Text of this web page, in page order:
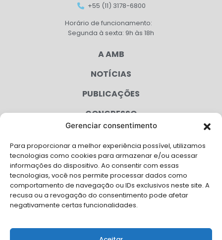
Gerenciar consentimento
Para proporcionar a melhor experiência possível, utilizamos
tecnologias como cookies para armazenar e/ou acessar
informações do dispositivo. Ao consentir com essas
tecnologias, você nos permite processar dados como
comportamento de navegação ou IDs exclusivos neste site. A
recusa ou a revogação do consentimento pode afetar
negativamente certas funcionalidades.
+55 (11) 3178-6800
Horário de funcionamento:
Segunda à sexta: 9h às 18h
A AMB
NOTÍCIAS
PUBLICAÇÕES
CONGRESSO
CAMPANHAS
SERVIÇOS
FILIADAS
FALE CONOSCO